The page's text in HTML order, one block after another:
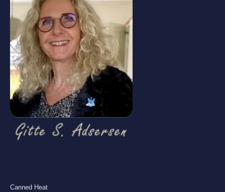
Canned Heat